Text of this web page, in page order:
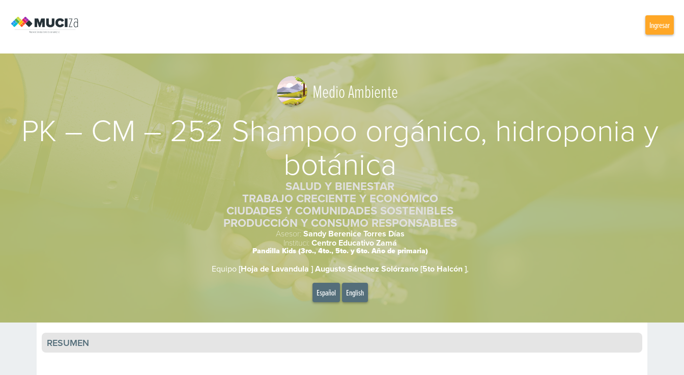
Ingresar
Medio Ambiente
PK – CM – 252 Shampoo orgánico, hidroponia y
botánica
SALUD Y BIENESTAR
TRABAJO CRECIENTE Y ECONÓMICO
CIUDADES Y COMUNIDADES SOSTENIBLES
PRODUCCIÓN Y CONSUMO RESPONSABLES
Asesor: Sandy Berenice Torres Días
Instituci: Centro Educativo Zamá
Pandilla Kids (3ro., 4to., 5to. y 6to. Año de primaria)
Equipo[Hoja de Lavandula ]Augusto Sánchez Solórzano [5to Halcón ],
Español English
RESUMEN